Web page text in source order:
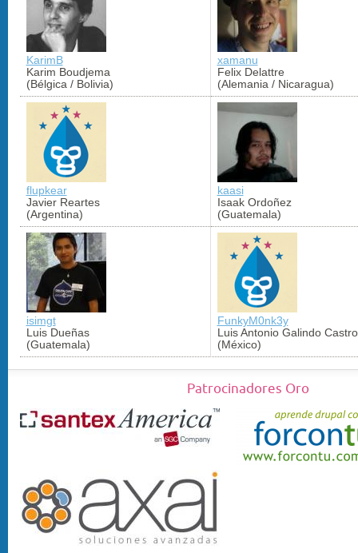
KarimB
Karim Boudjema
(Bélgica / Bolivia)
xamanu
Felix Delattre
(Alemania / Nicaragua)
flupkear
Javier Reartes
(Argentina)
kaasi
Isaak Ordoñez
(Guatemala)
isimgt
Luis Dueñas
(Guatemala)
FunkyM0nk3y
Luis Antonio Galindo Castro
(México)
Patrocinadores Oro